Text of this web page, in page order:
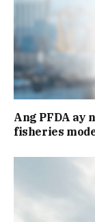
Ang PFDA ay
fisheries